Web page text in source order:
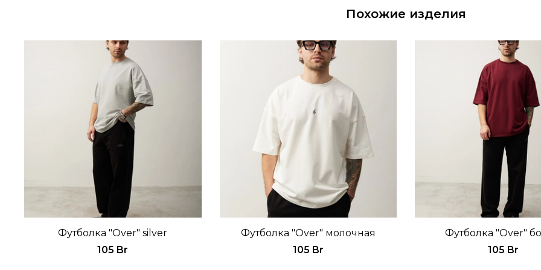
Похожие изделия
Футболка "Over" silver
105 Br
Футболка "Over" молочная
105 Br
Футболка "Over"
105 Br